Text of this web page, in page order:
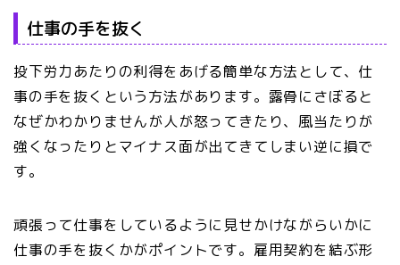
仕事の手を抜く
投下労力あたりの利得をあげる簡単な方法として、仕
事の手を抜くという方法があります。露骨にさぼると
なぜかわかりませんが人が怒ってきたり、風当たりが
強くなったりとマイナス面が出てきてしまい逆に損で
す。
頑張って仕事をしているように見せかけながらいかに
仕事の手を抜くかがポイントです。雇用契約を結ぶ形